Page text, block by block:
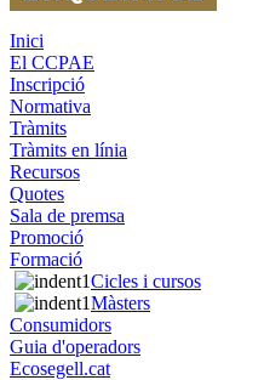
Inici
El CCPAE
Inscripció
Normativa
Tràmits
Tràmits en línia
Recursos
Quotes
Sala de premsa
Promoció
Formació
Cicles i cursos
Màsters
Consumidors
Guia d'operadors
Ecosegell.cat